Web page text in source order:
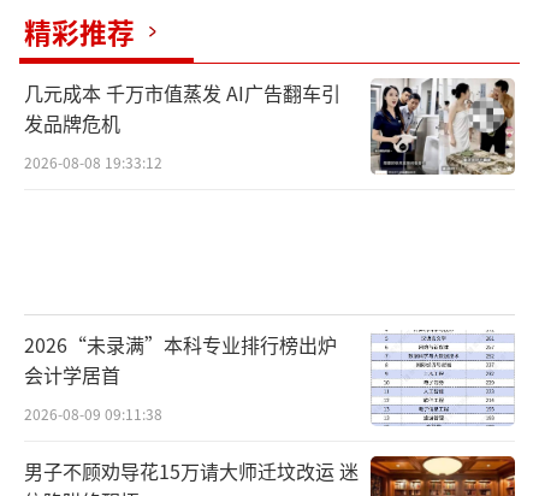
精彩推荐
几元成本 千万市值蒸发 AI广告翻车引
发品牌危机
2026-08-08 19:33:12
2026“未录满”本科专业排行榜出炉
会计学居首
2026-08-09 09:11:38
男子不顾劝导花15万请大师迁坟改运 迷